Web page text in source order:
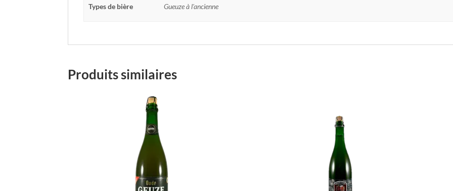
Types de bière Gueuze à l'ancienne
Produits similaires